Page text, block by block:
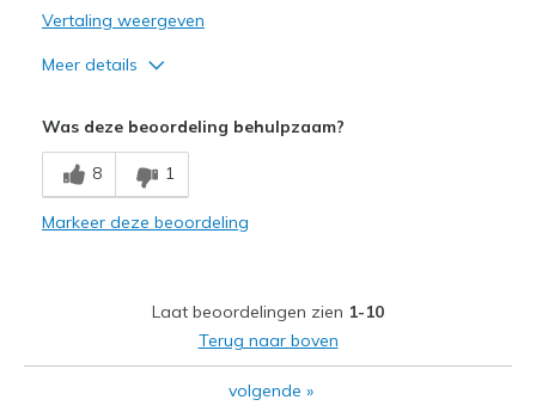
Vertaling weergeven
Meer details
Comfortable
Stylish
Feels true to size
Was deze beoordeling behulpzaam?
8 1
Markeer deze beoordeling
Laat beoordelingen zien 1-10
Terug naar boven
volgende »